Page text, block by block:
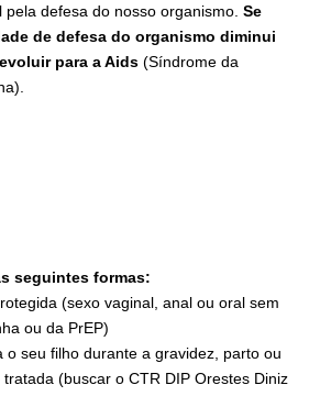
defesa do nosso organismo. Se
de defesa do organismo diminui
para a Aids (Síndrome da
seguintes formas:
(sexo vaginal, anal ou oral sem
ou da PrEP)
o seu filho durante a gravidez, parto ou
(buscar o CTR DIP Orestes Diniz